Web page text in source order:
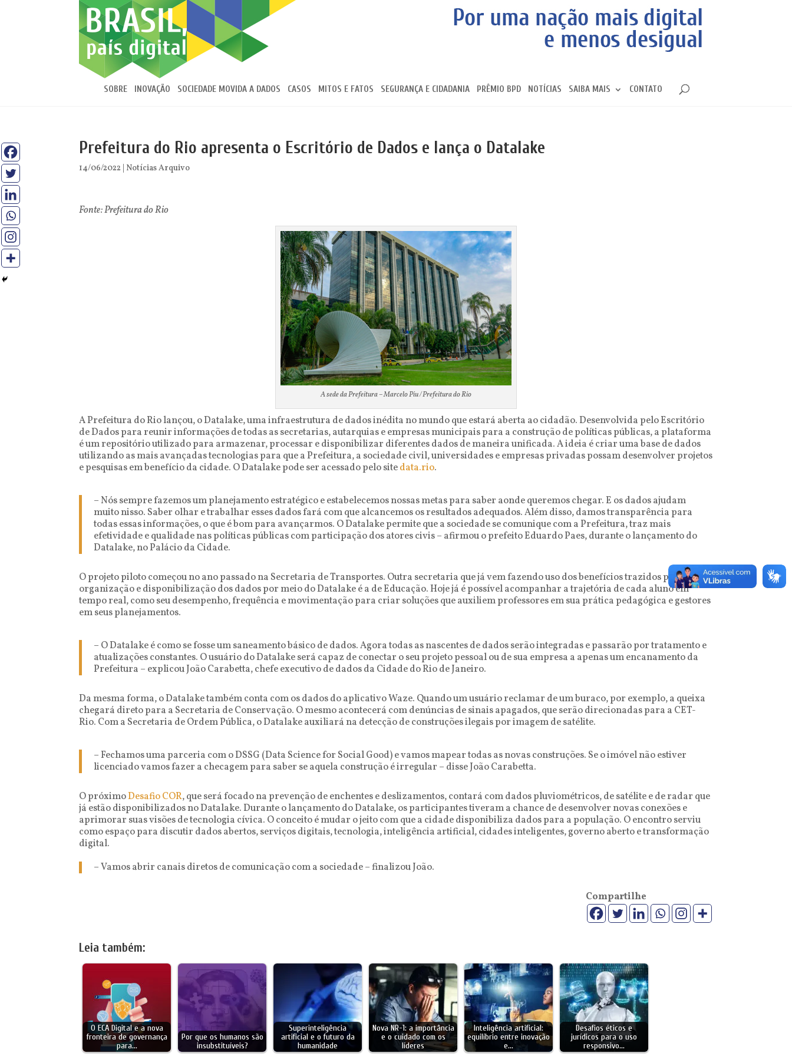
SOBRE INOVAÇÃO SOCIEDADE MOVIDA A DADOS CASOS MITOS E FATOS SEGURANÇA E CIDADANIA PRÊMIO BPD NOTÍCIAS SAIBA MAIS CONTATO
Prefeitura do Rio apresenta o Escritório de Dados e lança o Datalake
14/06/2022 Notícias Arquivo
Fonte: Prefeitura do Rio
A sede da Prefeitura – Marcelo Piu / Prefeitura do Rio
A Prefeitura do Rio lançou, o Datalake, uma infraestrutura de dados inédita no mundo que estará aberta ao cidadão. Desenvolvida pelo Escritório
de Dados para reunir informações de todas as secretarias, autarquias e empresas municipais para a construção de políticas públicas, a plataforma
é um repositório utilizado para armazenar, processar e disponibilizar diferentes dados de maneira unificada. A ideia é criar uma base de dados
utilizando as mais avançadas tecnologias para que a Prefeitura, a sociedade civil, universidades e empresas privadas possam desenvolver projetos
e pesquisas em benefício da cidade. O Datalake pode ser acessado pelo sitedata.rio.
– Nós sempre fazemos um planejamento estratégico e estabelecemos nossas metas para saber aonde queremos chegar. E os dados ajudam
muito nisso. Saber olhar e trabalhar esses dados fará com que alcancemos os resultados adequados. Além disso, damos transparência para
todas essas informações, o que é bom para avançarmos. O Datalake permite que a sociedade se comunique com a Prefeitura, traz mais
efetividade e qualidade nas políticas públicas com participação dos atores civis – afirmou o prefeito Eduardo Paes, durante o lançamento do
Datalake, no Palácio da Cidade.
O projeto piloto começou no ano passado na Secretaria de Transportes. Outra secretaria que já vem fazendo uso dos benefícios trazidos pela
organização e disponibilização dos dados por meio do Datalake é a de Educação. Hoje já é possível acompanhar a trajetória de cada aluno em
tempo real, como seu desempenho, frequência e movimentação para criar soluções que auxiliem professores em sua prática pedagógica e gestores
em seus planejamentos.
– O Datalake é como se fosse um saneamento básico de dados. Agora todas as nascentes de dados serão integradas e passarão por tratamento e
atualizações constantes. O usuário do Datalake será capaz de conectar o seu projeto pessoal ou de sua empresa a apenas um encanamento da
Prefeitura – explicou João Carabetta, chefe executivo de dados da Cidade do Rio de Janeiro.
Da mesma forma, o Datalake também conta com os dados do aplicativo Waze. Quando um usuário reclamar de um buraco, por exemplo, a queixa
chegará direto para a Secretaria de Conservação. O mesmo acontecerá com denúncias de sinais apagados, que serão direcionadas para a CET-
Rio. Com a Secretaria de Ordem Pública, o Datalake auxiliará na detecção de construções ilegais por imagem de satélite.
– Fechamos uma parceria com o DSSG (Data Science for Social Good) e vamos mapear todas as novas construções. Se o imóvel não estiver
licenciado vamos fazer a checagem para saber se aquela construção é irregular – disse João Carabetta.
O próximoDesafio COR, que será focado na prevenção de enchentes e deslizamentos, contará com dados pluviométricos, de satélite e de radar que
já estão disponibilizados no Datalake. Durante o lançamento do Datalake, os participantes tiveram a chance de desenvolver novas conexões e
aprimorar suas visões de tecnologia cívica. O conceito é mudar o jeito com que a cidade disponibiliza dados para a população. O encontro serviu
como espaço para discutir dados abertos, serviços digitais, tecnologia, inteligência artificial, cidades inteligentes, governo aberto e transformação
digital.
– Vamos abrir canais diretos de comunicação com a sociedade – finalizou João.
Compartilhe
Leia também:
O ECA Digital e a nova
fronteira de governança
para…
Por que os humanos são
insubstituíveis?
Superinteligência
artificial e o futuro da
humanidade
Nova NR-1: a importância
e o cuidado com os
líderes
Inteligência artificial:
equilíbrio entre inovação
e…
Desafios éticos e
jurídicos para o uso
responsivo…